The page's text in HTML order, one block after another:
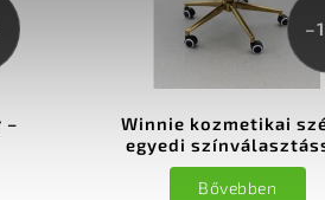
RICH BALM –
regeneráló kenőcs
méz kivonattal és
homoktövissel, 75 g